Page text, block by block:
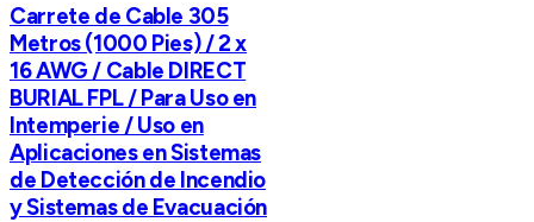
Carrete de Cable 305
Metros (1000 Pies) / 2 x
16 AWG / Cable DIRECT
BURIAL FPL / Para Uso en
Intemperie / Uso en
Aplicaciones en Sistemas
de Detección de Incendio
y Sistemas de Evacuación